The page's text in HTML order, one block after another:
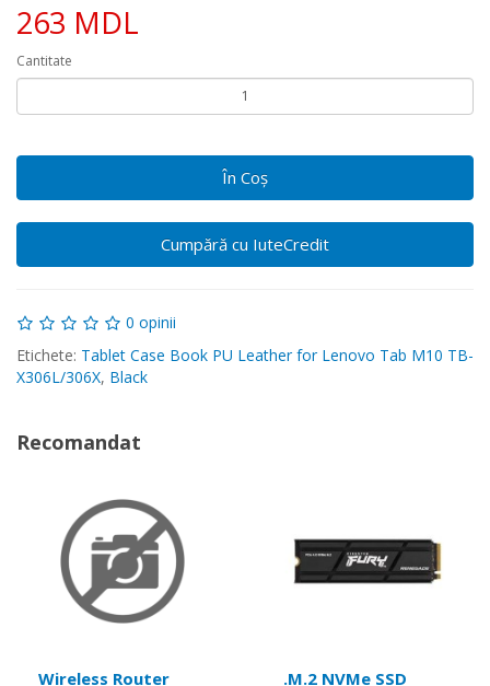
263 MDL
Cantitate
În Coş
Cumpără cu IuteCredit
0 opinii
Etichete: Tablet Case Book PU Leather for Lenovo Tab M10 TB-
X306L/306X, Black
Recomandat
Wireless Router
.M.2 NVMe SSD